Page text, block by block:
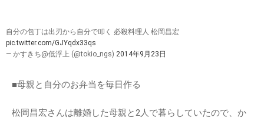
自分の包丁は出刃から自分で叩く 必殺料理人 松岡昌宏
pic.twitter.com/GJYqdx33qs
— かすきち@低浮上 (@tokio_ngs) 2014年9月23日
■母親と自分のお弁当を毎日作る
松岡昌宏さんは離婚した母親と2人で暮らしていたので、か